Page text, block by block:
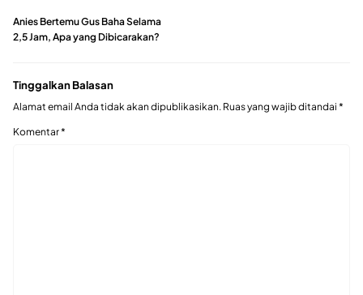
Anies Bertemu Gus Baha Selama
2,5 Jam, Apa yang Dibicarakan?
Tinggalkan Balasan
Alamat email Anda tidak akan dipublikasikan. Ruas yang wajib ditandai *
Komentar*